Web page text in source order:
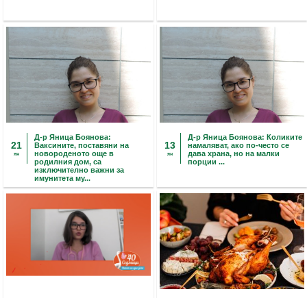
21
ян
Д-р Яница Боянова:
Ваксините, поставяни на
новороденото още в
родилния дом, са
изключително важни за
имунитета му...
13
ян
Д-р Яница Боянова: Коликите
намаляват, ако по-често се
дава храна, но на малки
порции ...